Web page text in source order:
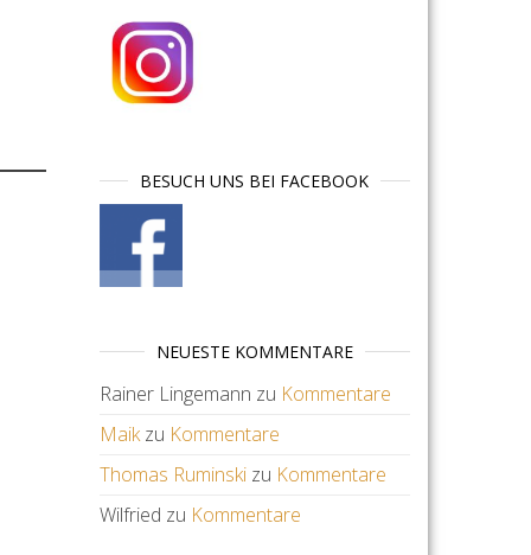
BESUCH UNS BEI FACEBOOK
NEUESTE KOMMENTARE
Rainer Lingemann zu Kommentare
Maikzu Kommentare
Thomas Ruminskizu Kommentare
Wilfried zu Kommentare